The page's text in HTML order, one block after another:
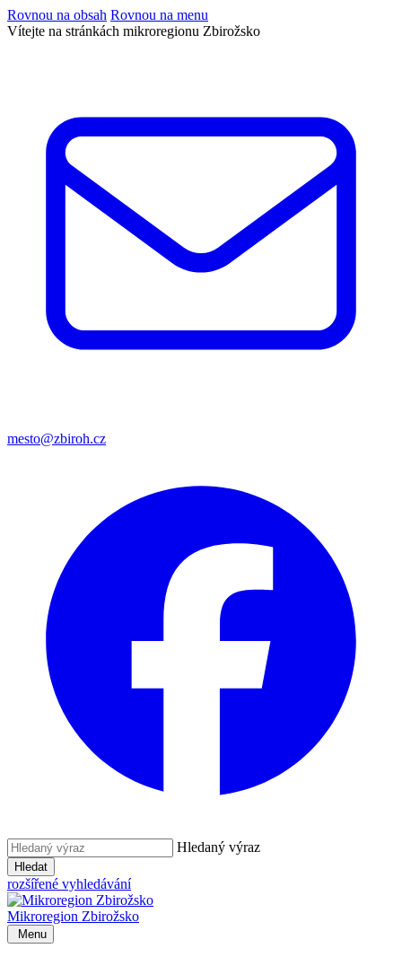
Rovnou na obsah Rovnou na menu
Vítejte na stránkách mikroregionu Zbirožsko
mesto@zbiroh.cz
Hledaný výraz
Hledat
rozšířené vyhledávání
Mikroregion Zbirožsko
Menu